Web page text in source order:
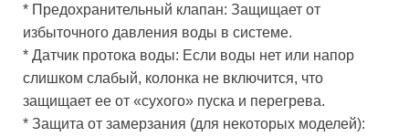
* Предохранительный клапан: Защищает от
избыточного давления воды в системе.
* Датчик протока воды: Если воды нет или напор
слишком слабый, колонка не включится, что
защищает ее от «сухого» пуска и перегрева.
* Защита от замерзания (для некоторых моделей):